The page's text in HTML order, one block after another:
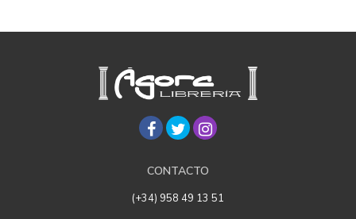
CONTACTO
(+34) 958 49 13 51